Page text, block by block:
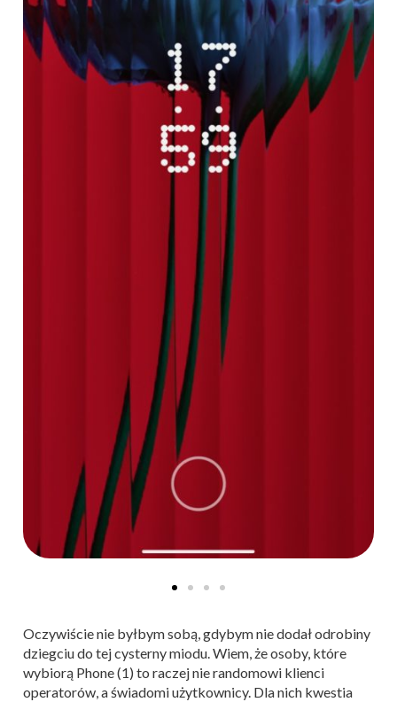
Oczywiście nie byłbym sobą, gdybym nie dodał odrobiny
dziegciu do tej cysterny miodu. Wiem, że osoby, które
wybiorą Phone (1) to raczej nie randomowi klienci
operatorów, a świadomi użytkownicy. Dla nich kwestia